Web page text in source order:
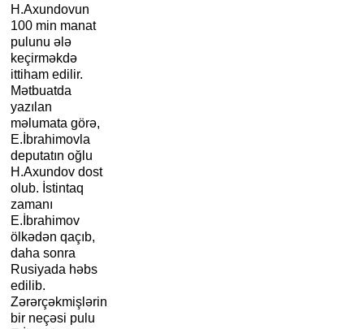
H.Axundovun
100 min manat
pulunu ələ
keçirməkdə
ittiham edilir.
Mətbuatda
yazılan
məlumata görə,
E.İbrahimovla
deputatın oğlu
H.Axundov dost
olub. İstintaq
zamanı
E.İbrahimov
ölkədən qaçıb,
daha sonra
Rusiyada həbs
edilib.
Zərərçəkmişlərin
bir neçəsi pulu